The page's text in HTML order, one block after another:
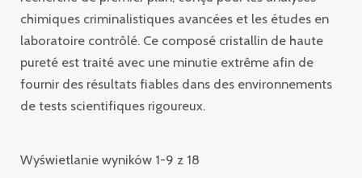
chimiques criminalistiques avancées et les études en
laboratoire contrôlé. Ce composé cristallin de haute
pureté est traité avec une minutie extrême afin de
fournir des résultats fiables dans des environnements
de tests scientifiques rigoureux.
Wyświetlanie wyników 1-9 z 18